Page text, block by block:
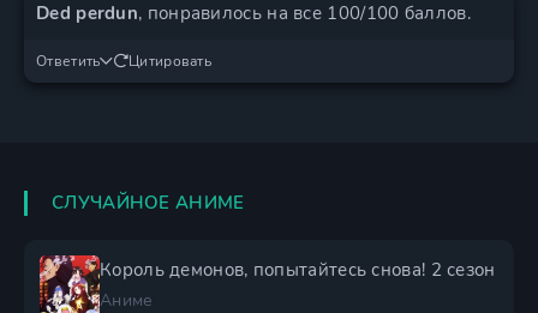
Ded perdun, понравилось на все 100/100 баллов.
Ответить Цитировать
СЛУЧАЙНОЕ АНИМЕ
Король демонов, попытайтесь снова! 2 сезон
Аниме